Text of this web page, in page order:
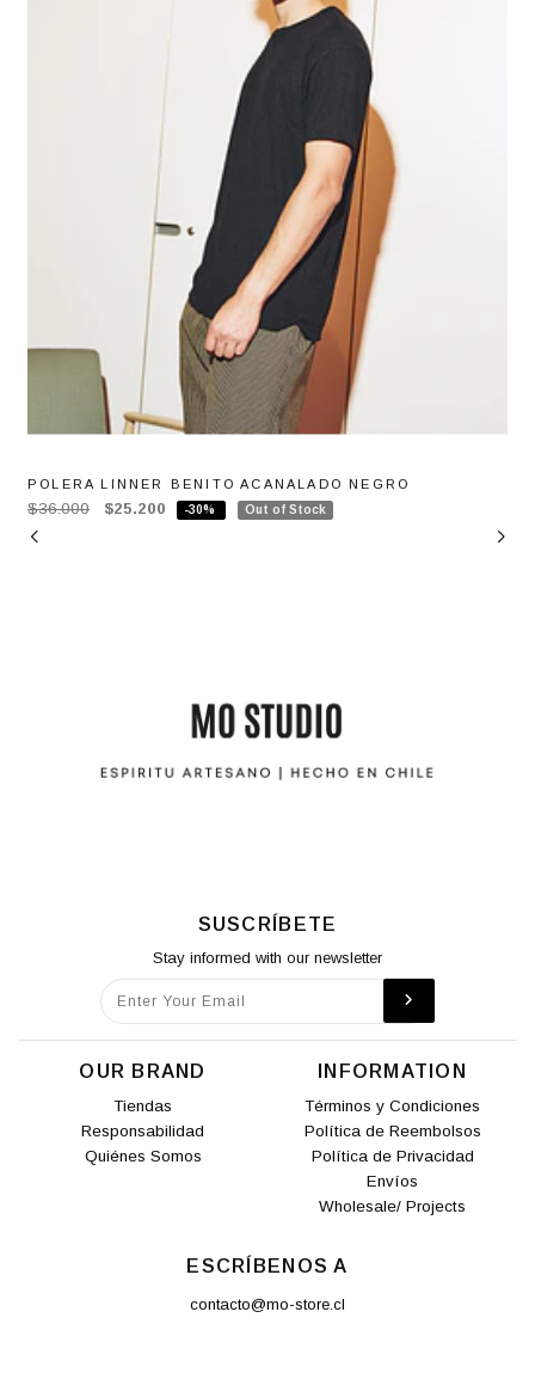
POLERA LINNER BENITO ACANALADO NEGRO
$36.000 $25.200 -30% Out of Stock
SUSCRÍBETE
Stay informed with our newsletter
OUR BRAND
Tiendas
Responsabilidad
Quiénes Somos
INFORMATION
Términos y Condiciones
Política de Reembolsos
Política de Privacidad
Envíos
Wholesale/ Projects
ESCRÍBENOS A
contacto@mo-store.cl